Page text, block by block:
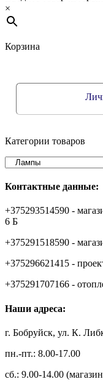
×
Корзина
Категории товаров
Контактные данные:
+375293514590 -
6 Б
+375291518590 -
+375296621415 -
+375291707166 -
Наши адреса:
г. Бобруйск, ул. К.
пн.-пт.: 8.00-17.00
сб.: 9.00-14.00